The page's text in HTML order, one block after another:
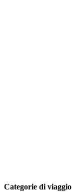
Categorie di viaggio